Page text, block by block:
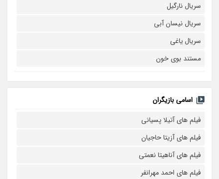
سریال نارگیل
سریال نیسان آبی
سریال یاغی
مستند بوی خون
اسامی بازیگران
فیلم های آتیلا پسیانی
فیلم های آزیتا حاجیان
فیلم های آناهیتا نعمتی
فیلم های احمد مهرانفر